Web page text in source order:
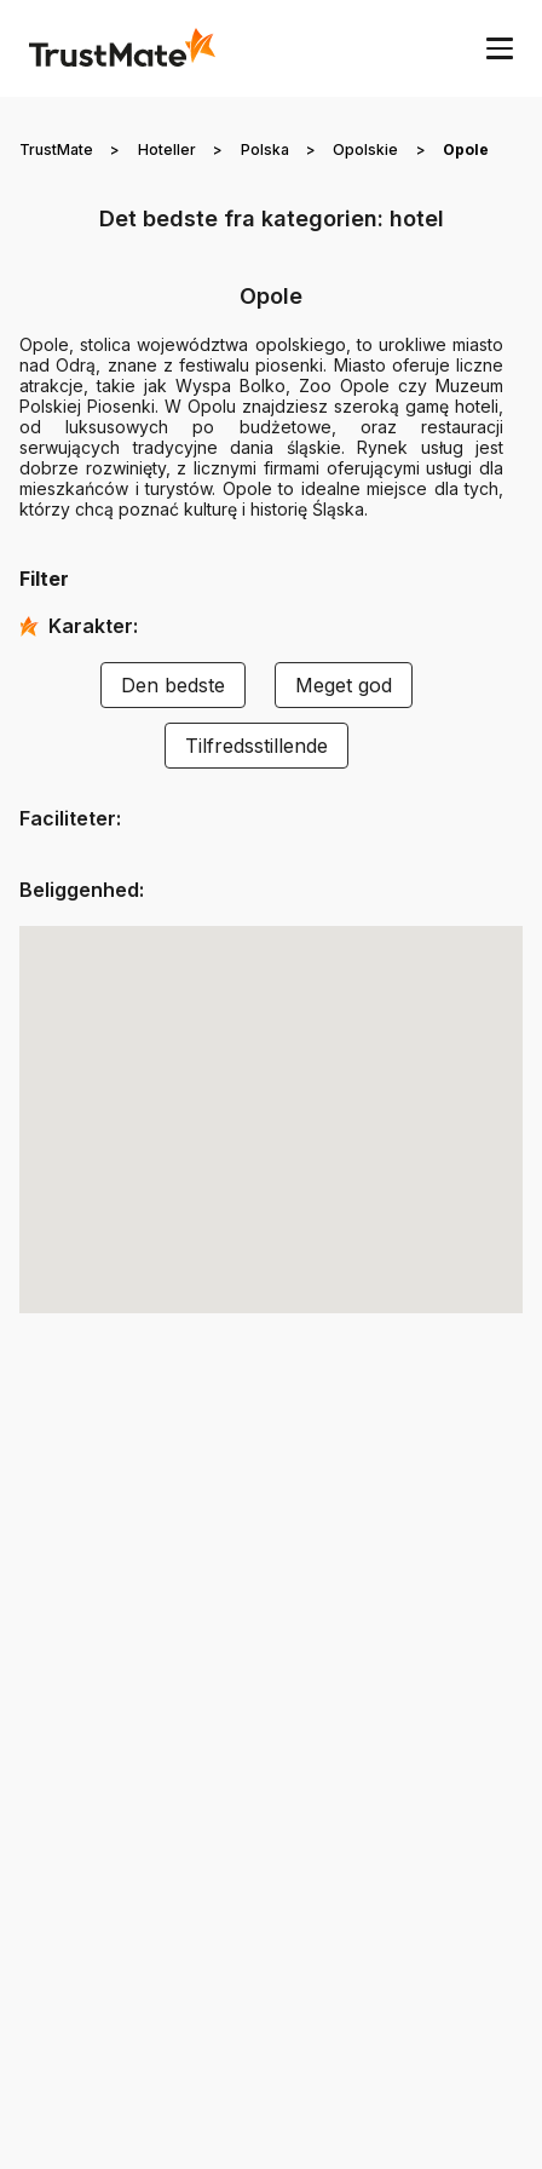
TrustMate > Hoteller > Polska > Opolskie > Opole
Det bedste fra kategorien: hotel
Opole
Opole, stolica województwa opolskiego, to urokliwe miasto
nad Odrą, znane z festiwalu piosenki. Miasto oferuje liczne
atrakcje, takie jak Wyspa Bolko, Zoo Opole czy Muzeum
Polskiej Piosenki. W Opolu znajdziesz szeroką gamę hoteli,
od luksusowych po budżetowe, oraz restauracji
serwujących tradycyjne dania śląskie. Rynek usług jest
dobrze rozwinięty, z licznymi firmami oferującymi usługi dla
mieszkańców i turystów. Opole to idealne miejsce dla tych,
którzy chcą poznać kulturę i historię Śląska.
Filter
Karakter:
Den bedste Meget god
Tilfredsstillende
Faciliteter:
Beliggenhed: